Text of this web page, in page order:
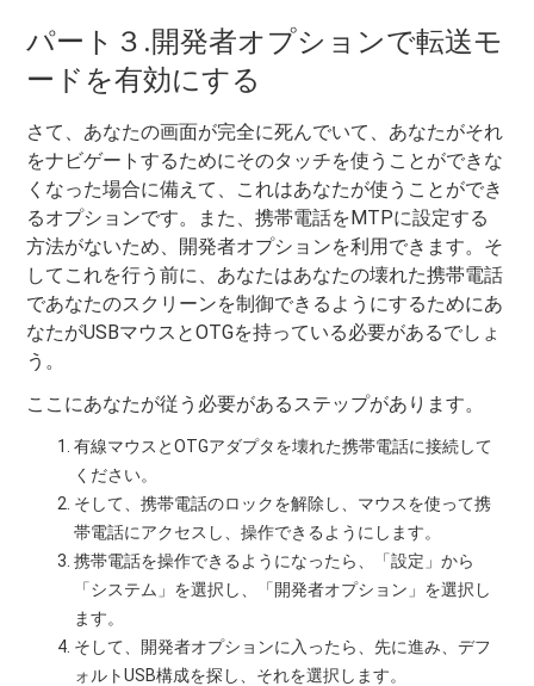
パート３.開発者オプションで転送モ
ードを有効にする
さて、あなたの画面が完全に死んでいて、あなたがそれ
をナビゲートするためにそのタッチを使うことができな
くなった場合に備えて、これはあなたが使うことができ
るオプションです。また、携帯電話をMTPに設定する
方法がないため、開発者オプションを利用できます。そ
してこれを行う前に、あなたはあなたの壊れた携帯電話
であなたのスクリーンを制御できるようにするためにあ
なたがUSBマウスとOTGを持っている必要があるでしょ
う。
ここにあなたが従う必要があるステップがあります。
有線マウスとOTGアダプタを壊れた携帯電話に接続して
ください。
そして、携帯電話のロックを解除し、マウスを使って携
帯電話にアクセスし、操作できるようにします。
携帯電話を操作できるようになったら、「設定」から
「システム」を選択し、「開発者オプション」を選択し
ます。
そして、開発者オプションに入ったら、先に進み、デフ
ォルトUSB構成を探し、それを選択します。